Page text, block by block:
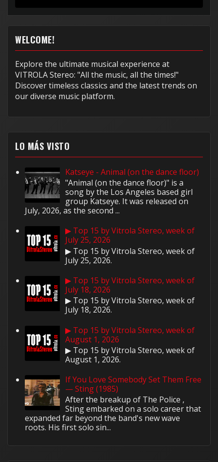
WELCOME!
Explore the ultimate musical experience at
VITROLA Stereo: "All the music, all the times!"
Discover timeless classics and the latest trends on
our diverse music platform.
LO MÁS VISTO
Katseye - Animal (on the dance floor)
"Animal (on the dance floor)" is a
song by the Los Angeles based girl
group Katseye. It was released on
July, 2026, as the second ...
▶ Top 15 by Vitrola Stereo, week of
July 25, 2026
▶ Top 15 by Vitrola Stereo, week of
July 25, 2026.
▶ Top 15 by Vitrola Stereo, week of
July 18, 2026
▶ Top 15 by Vitrola Stereo, week of
July 18, 2026.
▶ Top 15 by Vitrola Stereo, week of
August 1, 2026
▶ Top 15 by Vitrola Stereo, week of
August 1, 2026.
If You Love Somebody Set Them Free
— Sting (1985)
After the breakup of The Police ,
Sting embarked on a solo career that
expanded far beyond the band's new wave
roots. His first solo sin...